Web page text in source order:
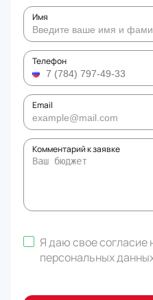
Имя
Телефон
Email
Комментарий к заявке
Я даю свое согласие
персональных